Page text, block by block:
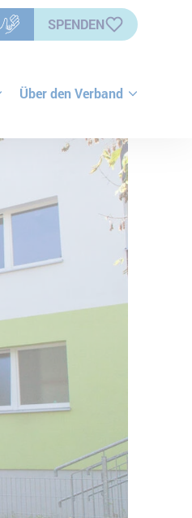
SPENDEN
Über den Verband